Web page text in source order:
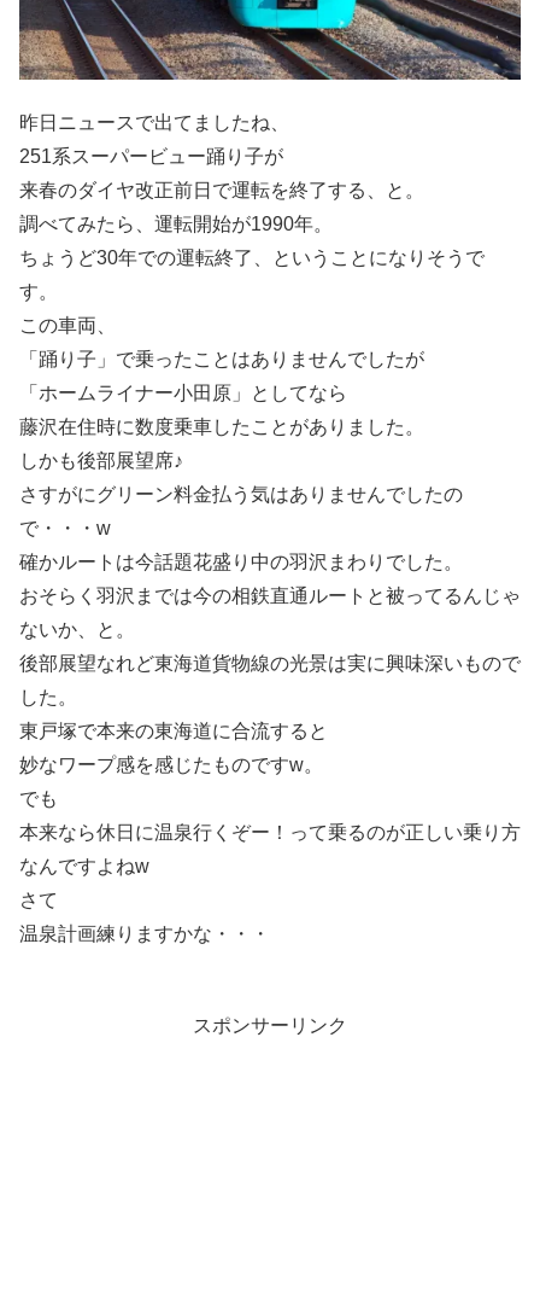
昨日ニュースで出てましたね、
251系スーパービュー踊り子が
来春のダイヤ改正前日で運転を終了する、と。
調べてみたら、運転開始が1990年。
ちょうど30年での運転終了、ということになりそうで
す。
この車両、
「踊り子」で乗ったことはありませんでしたが
「ホームライナー小田原」としてなら
藤沢在住時に数度乗車したことがありました。
しかも後部展望席♪
さすがにグリーン料金払う気はありませんでしたの
で・・・w
確かルートは今話題花盛り中の羽沢まわりでした。
おそらく羽沢までは今の相鉄直通ルートと被ってるんじゃ
ないか、と。
後部展望なれど東海道貨物線の光景は実に興味深いもので
した。
東戸塚で本来の東海道に合流すると
妙なワープ感を感じたものですw。
でも
本来なら休日に温泉行くぞー！って乗るのが正しい乗り方
なんですよねw
さて
温泉計画練りますかな・・・
スポンサーリンク